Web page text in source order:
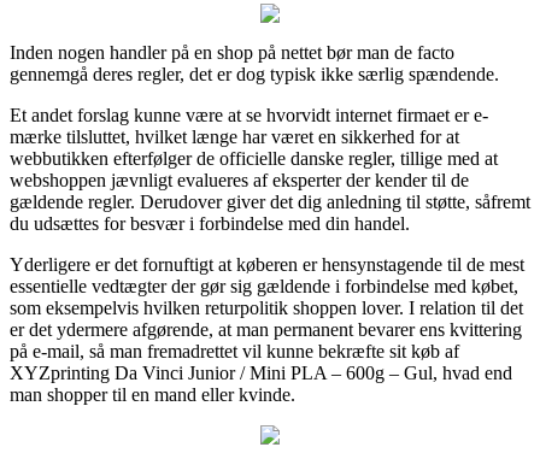
Inden nogen handler på en shop på nettet bør man de facto
gennemgå deres regler, det er dog typisk ikke særlig spændende.
Et andet forslag kunne være at se hvorvidt internet firmaet er e-
mærke tilsluttet, hvilket længe har været en sikkerhed for at
webbutikken efterfølger de officielle danske regler, tillige med at
webshoppen jævnligt evalueres af eksperter der kender til de
gældende regler. Derudover giver det dig anledning til støtte, såfremt
du udsættes for besvær i forbindelse med din handel.
Yderligere er det fornuftigt at køberen er hensynstagende til de mest
essentielle vedtægter der gør sig gældende i forbindelse med købet,
som eksempelvis hvilken returpolitik shoppen lover. I relation til det
er det ydermere afgørende, at man permanent bevarer ens kvittering
på e-mail, så man fremadrettet vil kunne bekræfte sit køb af
XYZprinting Da Vinci Junior / Mini PLA – 600g – Gul, hvad end
man shopper til en mand eller kvinde.